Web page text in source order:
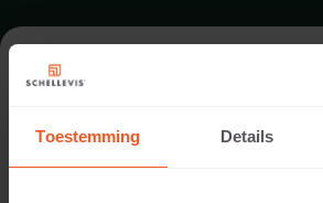
Toestemming Details
FORMAT -
SORTIMENT